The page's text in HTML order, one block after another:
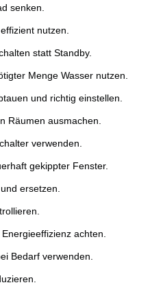
senken.
nutzen.
statt Standby.
Menge Wasser nutzen.
und richtig einstellen.
Räumen ausmachen.
verwenden.
gekippter Fenster.
ersetzen.
achten.
Bedarf verwenden.